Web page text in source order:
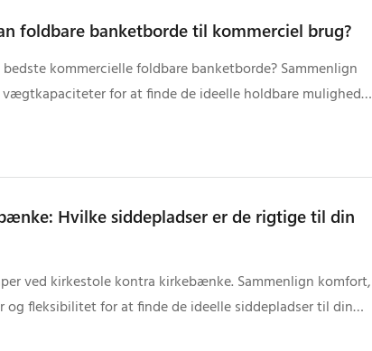
foldbare banketborde til kommerciel brug?
kommercielle foldbare banketborde? Sammenlign
for at finde de ideelle holdbare muligheder
Hvilke siddepladser er de rigtige til din
ved kirkestole kontra kirkebænke. Sammenlign komfort,
fleksibilitet for at finde de ideelle siddepladser til din